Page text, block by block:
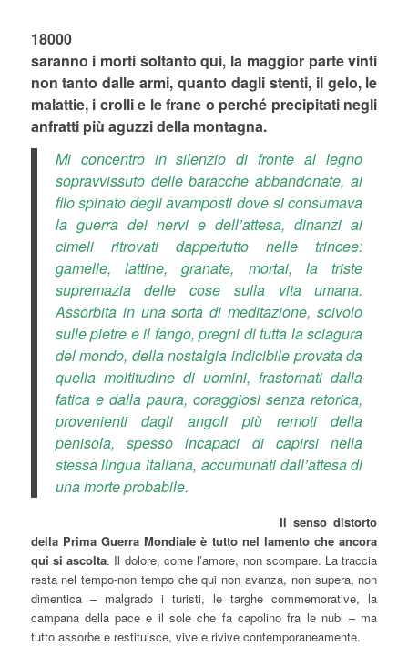
18000
saranno i morti soltanto qui, la maggior parte vinti
non tanto dalle armi, quanto dagli stenti, il gelo, le
malattie, i crolli e le frane o perché precipitati negli
anfratti più aguzzi della montagna.
Mi concentro in silenzio di fronte al legno
sopravvissuto delle baracche abbandonate, al
filo spinato degli avamposti dove si consumava
la guerra dei nervi e dell’attesa, dinanzi ai
cimeli ritrovati dappertutto nelle trincee:
gamelle, lattine, granate, mortai, la triste
supremazia delle cose sulla vita umana.
Assorbita in una sorta di meditazione, scivolo
sulle pietre e il fango, pregni di tutta la sciagura
del mondo, della nostalgia indicibile provata da
quella moltitudine di uomini, frastornati dalla
fatica e dalla paura, coraggiosi senza retorica,
provenienti dagli angoli più remoti della
penisola, spesso incapaci di capirsi nella
stessa lingua italiana, accumunati dall’attesa di
una morte probabile.
Il senso distorto
della Prima Guerra Mondiale è tutto nel lamento che ancora
qui si ascolta. Il dolore, come l’amore, non scompare. La traccia
resta nel tempo-non tempo che qui non avanza, non supera, non
dimentica – malgrado i turisti, le targhe commemorative, la
campana della pace e il sole che fa capolino fra le nubi – ma
tutto assorbe e restituisce, vive e rivive contemporaneamente.